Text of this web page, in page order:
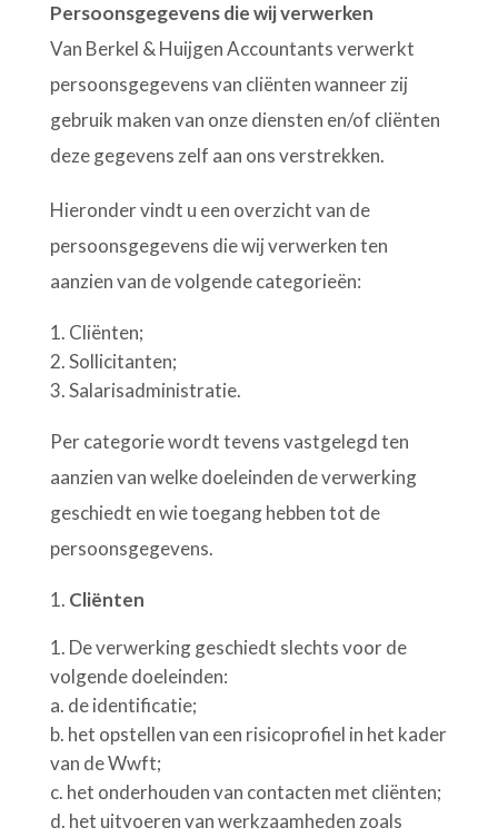
Persoonsgegevens die wij verwerken
Van Berkel & Huijgen Accountants verwerkt
persoonsgegevens van cliënten wanneer zij
gebruik maken van onze diensten en/of cliënten
deze gegevens zelf aan ons verstrekken.
Hieronder vindt u een overzicht van de
persoonsgegevens die wij verwerken ten
aanzien van de volgende categorieën:
Cliënten;
Sollicitanten;
Salarisadministratie.
Per categorie wordt tevens vastgelegd ten
aanzien van welke doeleinden de verwerking
geschiedt en wie toegang hebben tot de
persoonsgegevens.
Cliënten
De verwerking geschiedt slechts voor de
volgende doeleinden:
a. de identificatie;
b. het opstellen van een risicoprofiel in het kader
van de Wwft;
c. het onderhouden van contacten met cliënten;
d. het uitvoeren van werkzaamheden zoals